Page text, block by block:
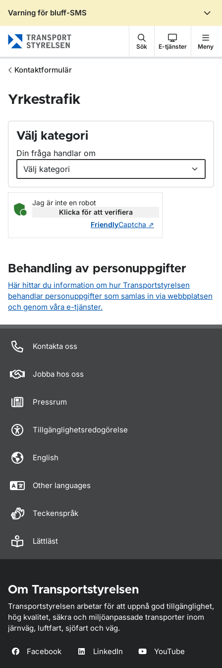
Varning för bluff-SMS
Sök E-tjänster Meny
Kontaktformulär
Yrkestrafik
Välj kategori
Din fråga handlar om
Jag är inte en robot
Klicka för att verifiera
FriendlyCaptcha ⇗
Behandling av personuppgifter
Här hittar du information om hur Transportstyrelsen
behandlar personuppgifter som samlas in via webbplatsen
och genom våra e-tjänster.
Om sidan
Kontakta oss
Jobba hos oss
Pressrum
Tillgänglighetsredogörelse
English
Other languages
Teckenspråk
Lättläst
Om Transportstyrelsen
Transportstyrelsen arbetar för att uppnå god tillgänglighet,
hög kvalitet, säkra och miljöanpassade transporter inom
järnväg, luftfart, sjöfart och väg.
Facebook LinkedIn YouTube